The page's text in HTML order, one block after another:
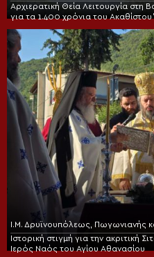
Αρχιερατική Θεία Λειτουργία στη
για τα 1.400 χρόνια του Ακαθίστου
Ι.Μ. Δρυϊνουπόλεως, Πωγωνιανής
Ιστορική στιγμή για την ακριτική
Ιερός Ναός του Αγίου Αθανασίου